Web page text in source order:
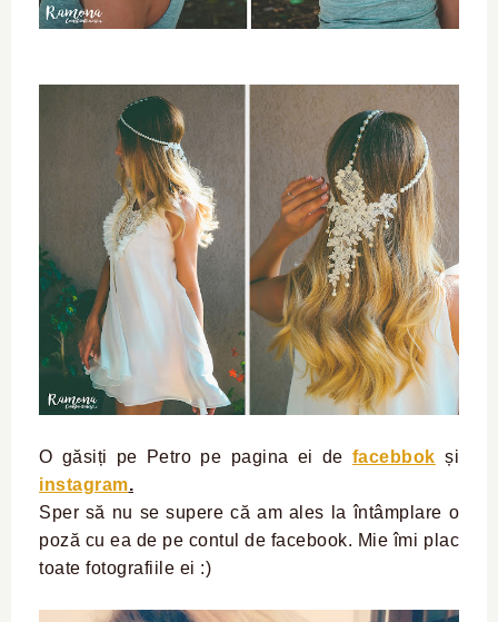
O găsiți pe Petro pe pagina ei de facebbok și
instagram.
Sper să nu se supere că am ales la întâmplare o
poză cu ea de pe contul de facebook. Mie îmi plac
toate fotografiile ei :)